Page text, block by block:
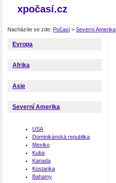
xpočasí.cz
Nacházíte se zde: Počasí > Severní Amerika
Evropa
Afrika
Asie
Severní Amerika
USA
Dominikánská republika
Mexiko
Kuba
Kanada
Kostarika
Bahamy